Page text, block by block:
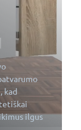
kad
ilgus